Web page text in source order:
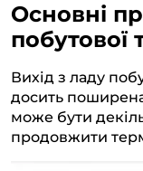
Основні
побутової
Вихід з ладу
досить
може бути
продовжити